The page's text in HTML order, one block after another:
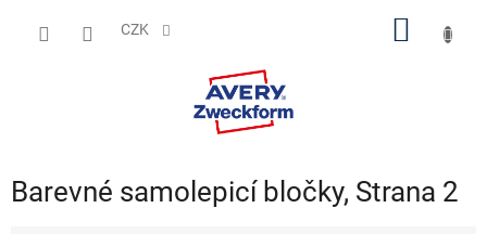
CZK
Barevné samolepicí bločky, Strana 2